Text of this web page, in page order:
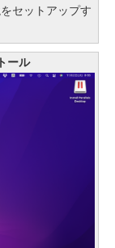
セットアップす
ール